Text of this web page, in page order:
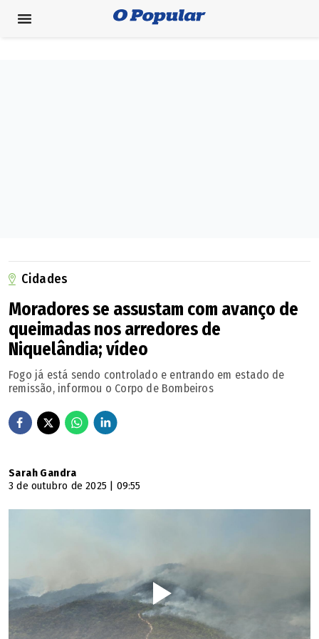
Cidades
Moradores se assustam com avanço de
queimadas nos arredores de
Niquelândia; vídeo
Fogo já está sendo controlado e entrando em estado de
remissão, informou o Corpo de Bombeiros
Sarah Gandra
3 de outubro de 2025 | 09:55